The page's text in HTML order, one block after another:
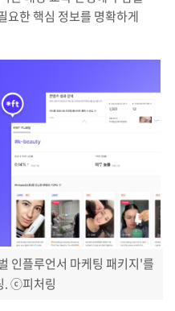
요한 핵심 정보를 명확하게
인플루언서 마케팅 패키지'를
. ⓒ피처링